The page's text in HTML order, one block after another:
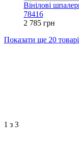
Вінілові
78416
2 785 грн
Показати ще 20
1 з 3